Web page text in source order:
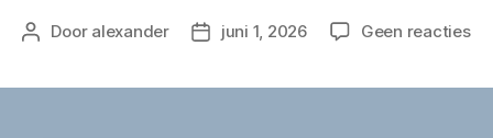
Berichtauteur
Door alexander Berichtdatum
juni 1, 2026 Geen reactiesop